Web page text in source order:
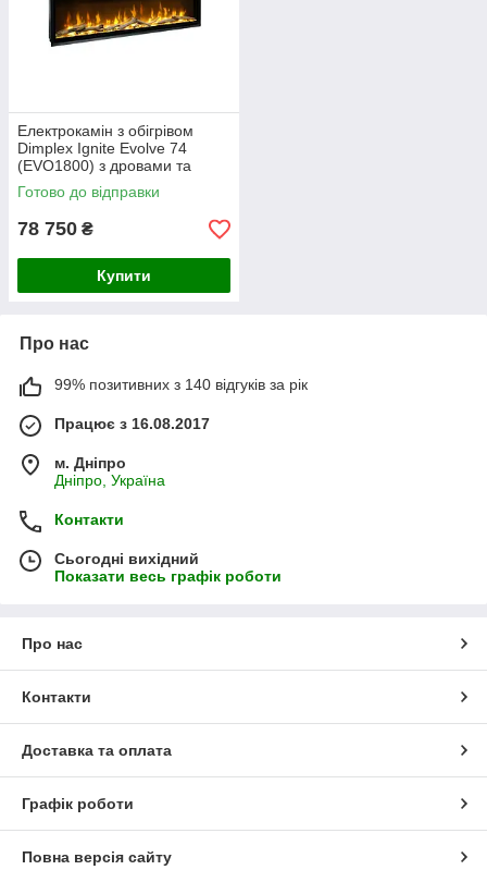
Електрокамін з обігрівом
Dimplex Ignite Evolve 74
(EVO1800) з дровами та
кристалами скла
Готово до відправки
78 750 ₴
Купити
Про нас
99% позитивних з 140 відгуків за рік
Працює з 16.08.2017
м. Дніпро
Дніпро, Україна
Контакти
Сьогодні вихідний
Показати весь графік роботи
Про нас
Контакти
Доставка та оплата
Графік роботи
Повна версія сайту